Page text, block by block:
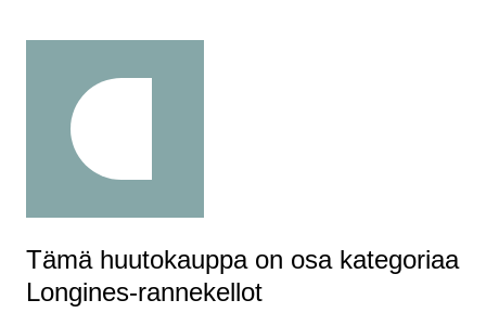
Tämä huutokauppa on osa kategoriaa
Longines-rannekellot